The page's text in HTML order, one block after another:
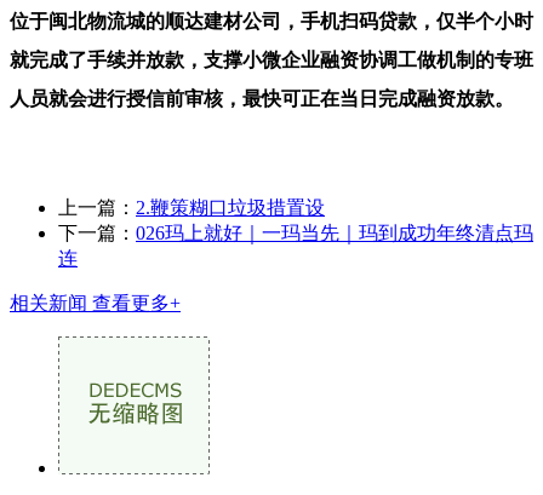
位于闽北物流城的顺达建材公司，手机扫码贷款，仅半个小时
就完成了手续并放款，支撑小微企业融资协调工做机制的专班
人员就会进行授信前审核，最快可正在当日完成融资放款。
上一篇： 2.鞭策糊口垃圾措置设
下一篇： 026玛上就好｜一玛当先｜玛到成功年终清点玛
连
相关新闻 查看更多+